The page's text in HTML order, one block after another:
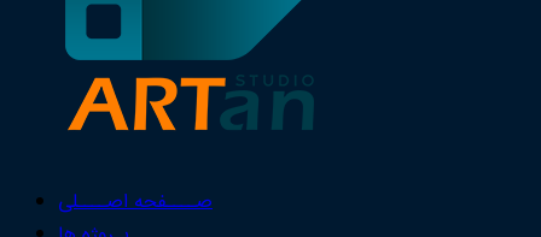
صــــفحه اصــــلی